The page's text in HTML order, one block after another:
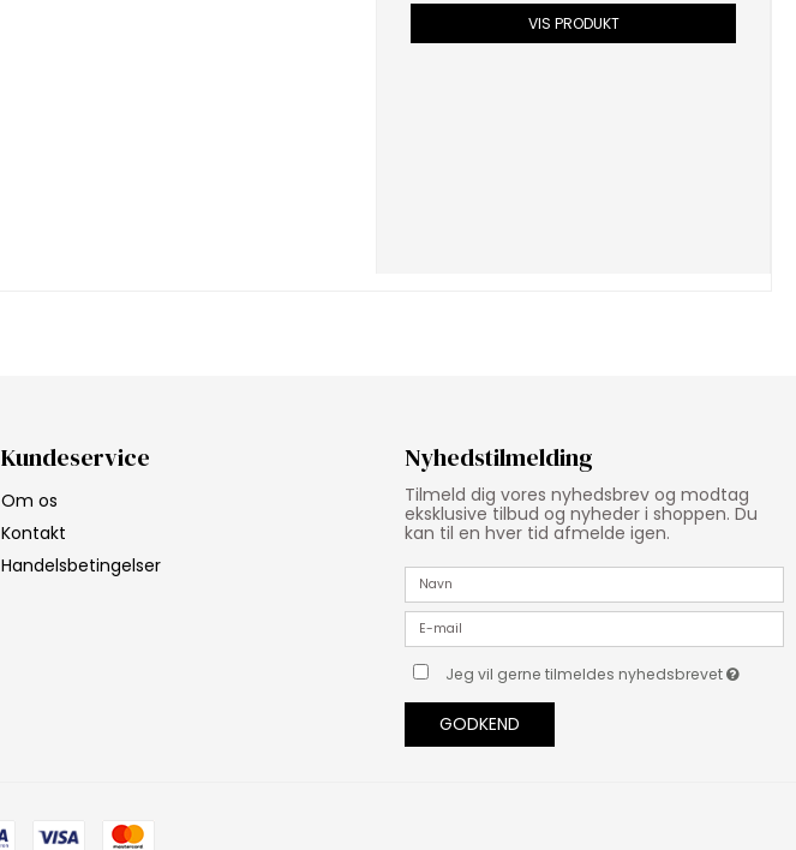
VIS PRODUKT
Kundeservice
Om os
Kontakt
Handelsbetingelser
Nyhedstilmelding
Tilmeld dig vores nyhedsbrev og modtag
eksklusive tilbud og nyheder i shoppen. Du
kan til en hver tid afmelde igen.
Jeg vil gerne tilmeldes nyhedsbrevet
GODKEND